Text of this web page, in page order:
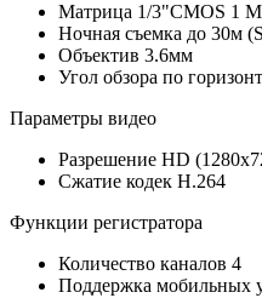
Матрица 1/3"CMOS 1
Ночная съемка до 30м
Объектив 3.6мм
Угол обзора по
Параметры видео
Разрешение HD
Сжатие кодек H.264
Функции регистратора
Количество каналов 4
Поддержка мобильных